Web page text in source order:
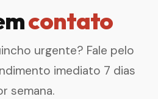
contato
urgente? Fale pelo
imediato 7 dias
semana.